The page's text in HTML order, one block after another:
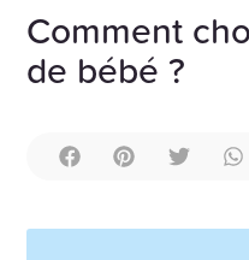
Comment
de bébé ?